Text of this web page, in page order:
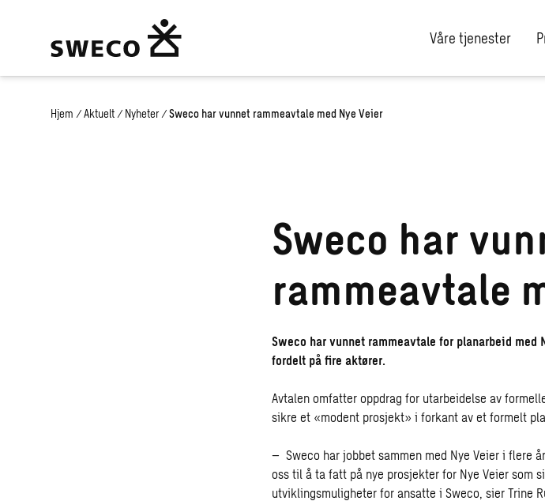
Våre tjenester
Hjem / Aktuelt / Nyheter / Sweco har vunnet rammeavtale med Nye Veier
Sweco har
rammeavtale
Sweco har vunnet rammeavtale for planarbeid
fordelt på fire aktører.
Avtalen omfatter oppdrag for utarbeidelse av
sikre et «modent prosjekt» i forkant av et formelt
– Sweco har jobbet sammen med Nye Veier i flere
oss til å ta fatt på nye prosjekter for Nye Veier som
utviklingsmuligheter for ansatte i Sweco, sier Trine